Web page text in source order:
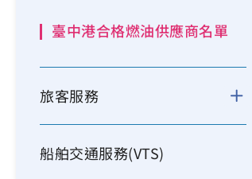
臺中港合格燃油供應商名單
旅客服務
船舶交通服務(VTS)